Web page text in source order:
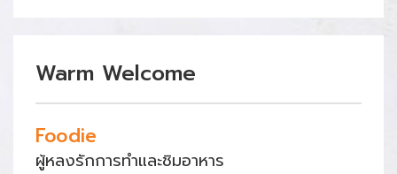
Warm Welcome
Foodie
ผู้หลงรักการทำและชิมอาหาร